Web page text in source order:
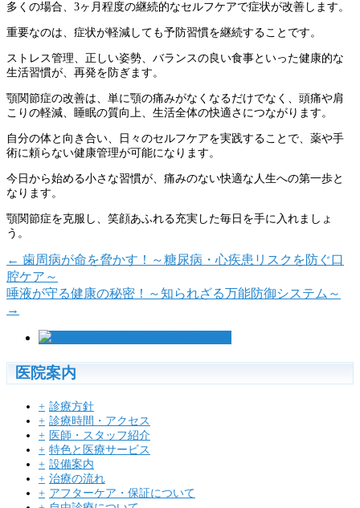
多くの場合、3ヶ月程度の継続的なセルフケアで症状が改善します。
重要なのは、症状が軽減しても予防習慣を継続することです。
ストレス管理、正しい姿勢、バランスの良い食事といった健康的な
生活習慣が、再発を防ぎます。
顎関節症の改善は、単に顎の痛みがなくなるだけでなく、頭痛や肩
こりの軽減、睡眠の質向上、生活全体の快適さにつながります。
自分の体と向き合い、日々のセルフケアを実践することで、薬や手
術に頼らない健康管理が可能になります。
今日から始める小さな習慣が、痛みのない快適な人生への第一歩と
なります。
顎関節症を克服し、笑顔あふれる充実した毎日を手に入れましょ
う。
← 歯周病が命を脅かす！～糖尿病・心疾患リスクを防ぐ口
腔ケア～
唾液が守る健康の秘密！～知られざる万能防御システム～
→
医院案内
診療方針
診療時間・アクセス
医師・スタッフ紹介
特色と医療サービス
設備案内
治療の流れ
アフターケア・保証について